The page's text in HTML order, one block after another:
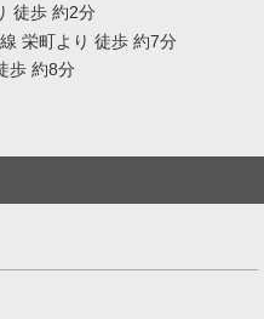
徒歩 約2分
栄町より 徒歩 約7分
歩 約8分